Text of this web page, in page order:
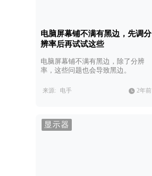
电脑屏幕铺不满有黑边，先调分
辨率后再试试这些
电脑屏幕铺不满有黑边，除了分辨
率，这些问题也会导致黑边。
来源: 电手 2年前
显示器